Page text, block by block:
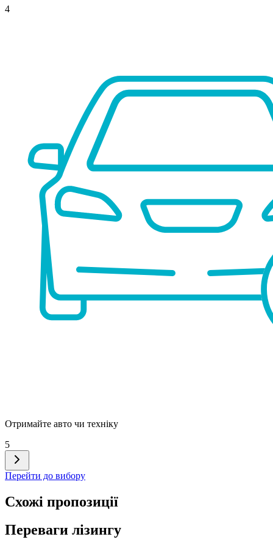
4
Отримайте авто чи техніку
5
Перейти до вибору
Схожі пропозиції
Переваги лізингу